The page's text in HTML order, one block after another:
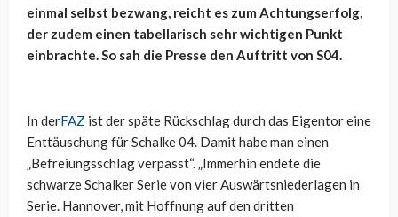
einmal selbst bezwang, reicht es zum Achtungserfolg,
der zudem einen tabellarisch sehr wichtigen Punkt
einbrachte. So sah die Presse den Auftritt von S04.
In derFAZ ist der späte Rückschlag durch das Eigentor eine
Enttäuschung für Schalke 04. Damit habe man einen
„Befreiungsschlag verpasst“. „Immerhin endete die
schwarze Schalker Serie von vier Auswärtsniederlagen in
Serie. Hannover, mit Hoffnung auf den dritten